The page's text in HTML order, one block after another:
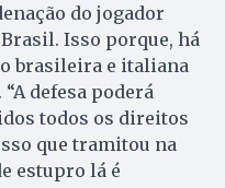
do jogador
Isso porque, há
brasileira e italiana
defesa poderá
todos os direitos
que tramitou na
estupro lá é